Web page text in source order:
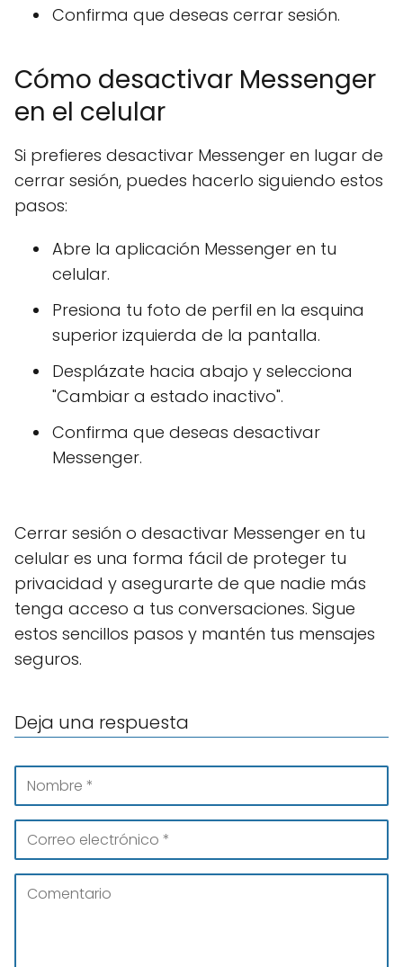
Confirma que deseas cerrar sesión.
Cómo desactivar Messenger
en el celular
Si prefieres desactivar Messenger en lugar de
cerrar sesión, puedes hacerlo siguiendo estos
pasos:
Abre la aplicación Messenger en tu
celular.
Presiona tu foto de perfil en la esquina
superior izquierda de la pantalla.
Desplázate hacia abajo y selecciona
"Cambiar a estado inactivo".
Confirma que deseas desactivar
Messenger.
Cerrar sesión o desactivar Messenger en tu
celular es una forma fácil de proteger tu
privacidad y asegurarte de que nadie más
tenga acceso a tus conversaciones. Sigue
estos sencillos pasos y mantén tus mensajes
seguros.
Deja una respuesta